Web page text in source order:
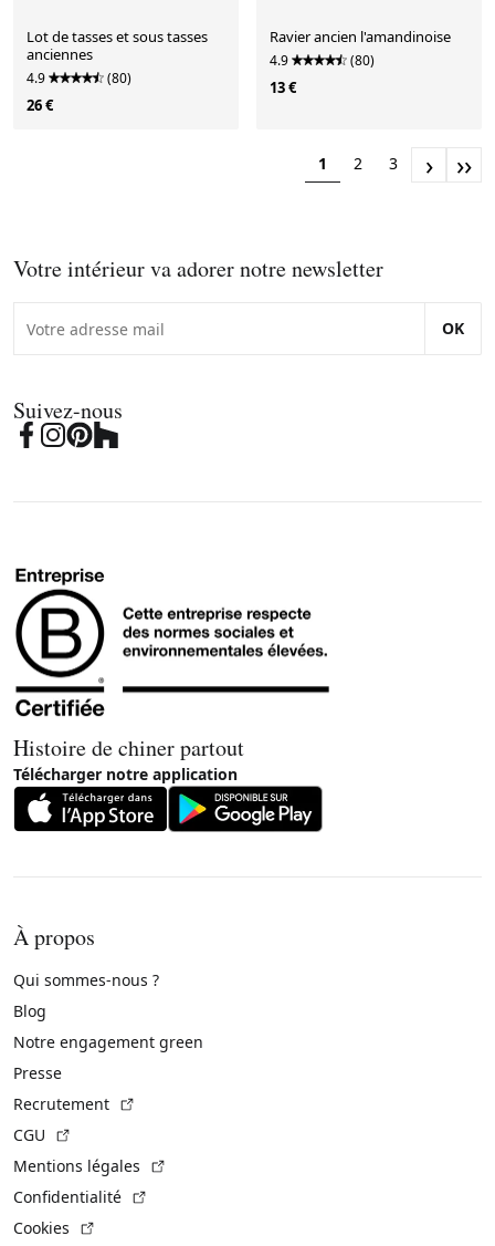
Lot de tasses et sous tasses
anciennes
4.9 (80)
26 €
Ravier ancien l'amandinoise
4.9 (80)
13 €
1 2 3 › ››
Votre intérieur va adorer notre newsletter
OK
Suivez-nous
Histoire de chiner partout
Télécharger notre application
À propos
Qui sommes-nous ?
Blog
Notre engagement green
Presse
Recrutement
CGU
Mentions légales
Confidentialité
Cookies